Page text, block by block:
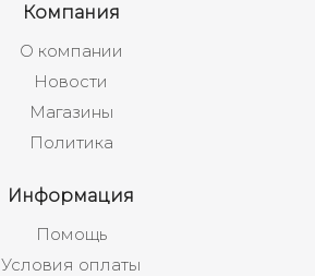
Компания
О компании
Новости
Магазины
Политика
Информация
Помощь
Условия оплаты